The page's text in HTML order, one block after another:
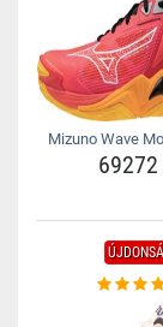
Mizuno Wave